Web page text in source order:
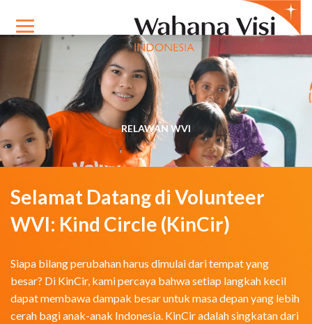
RELAWAN WVI
Selamat Datang di Volunteer
WVI: Kind Circle (KinCir)
Siapa bilang perubahan harus dimulai dari tempat yang
besar? Di KinCir, kami percaya bahwa setiap langkah kecil
dapat membawa dampak besar untuk masa depan yang lebih
cerah bagi anak-anak Indonesia. KinCir adalah singkatan dari